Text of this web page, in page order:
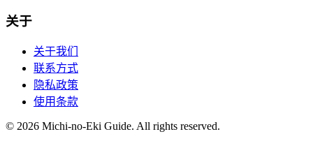
关于
关于我们
联系方式
隐私政策
使用条款
© 2026 Michi-no-Eki Guide. All rights reserved.